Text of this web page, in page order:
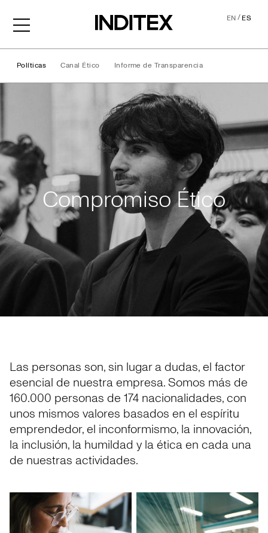
EN/ES
Políticas Canal Ético Informe de Transparencia
Compromiso Ético
Compromiso Ético
Las personas son, sin lugar a dudas, el factor
esencial de nuestra empresa. Somos más de
160.000 personas de 174 nacionalidades, con
unos mismos valores basados en el espíritu
emprendedor, el inconformismo, la innovación,
la inclusión, la humildad y la ética en cada una
de nuestras actividades.